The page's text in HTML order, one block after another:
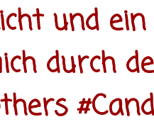
und
durch